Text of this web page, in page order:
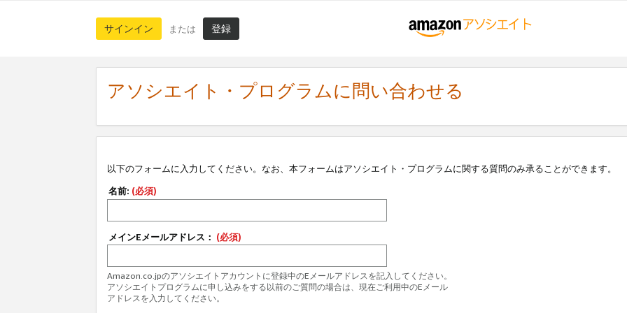
サインイン または 登録
アソシエイト・プログラムに問い合わせる
以下のフォームに入力してください。なお、本フォームはアソシエイト・プログラムに関する質問のみ承ることができます。
名前: (必須)
メインEメールアドレス： (必須)
Amazon.co.jpのアソシエイトアカウントに登録中のEメールアドレスを記入してください。
アソシエイトプログラムに申し込みをする以前のご質問の場合は、現在ご利用中のEメール
アドレスを入力してください。